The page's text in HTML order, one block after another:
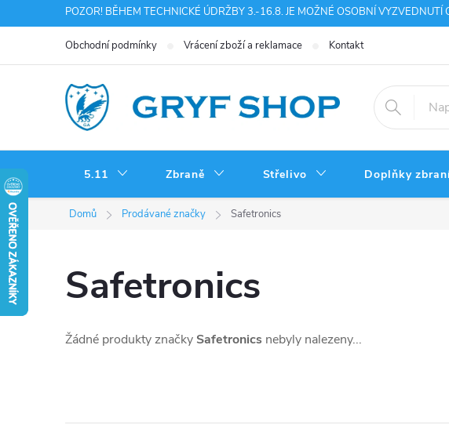
na
POZOR! BĚHEM TECHNICKÉ ÚDRŽBY 3.-16.8. JE MOŽNÉ OSOBNÍ VYZVEDNUTÍ
Obchodní podmínky Vrácení zboží a reklamace Kontakt
5.11 Zbraně Střelivo Doplňky
Domů Prodávané značky Safetronics
Safetronics
Žádné produkty značky Safetronics nebyly nalezeny...